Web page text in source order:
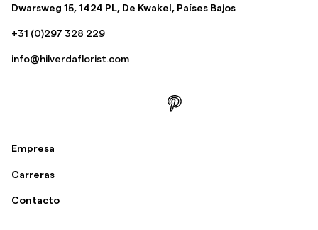
Dwarsweg 15, 1424 PL, De Kwakel, Países Bajos
+31 (0)297 328 229
info@hilverdaflorist.com
Empresa
Carreras
Contacto